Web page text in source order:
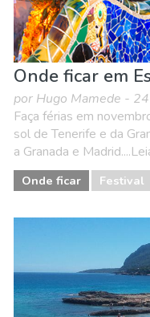
Onde ficar em
por Hugo Mamede -
Faça férias em
sol de Tenerife e da
a Granada e
Onde ficar Festival